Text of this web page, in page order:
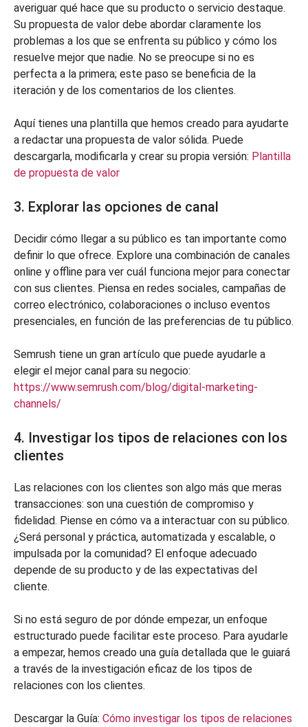
averiguar qué hace que su producto o servicio destaque.
Su propuesta de valor debe abordar claramente los
problemas a los que se enfrenta su público y cómo los
resuelve mejor que nadie. No se preocupe si no es
perfecta a la primera; este paso se beneficia de la
iteración y de los comentarios de los clientes.
Aquí tienes una plantilla que hemos creado para ayudarte
a redactar una propuesta de valor sólida. Puede
descargarla, modificarla y crear su propia versión: Plantilla
de propuesta de valor
3. Explorar las opciones de canal
Decidir cómo llegar a su público es tan importante como
definir lo que ofrece. Explore una combinación de canales
online y offline para ver cuál funciona mejor para conectar
con sus clientes. Piensa en redes sociales, campañas de
correo electrónico, colaboraciones o incluso eventos
presenciales, en función de las preferencias de tu público.
Semrush tiene un gran artículo que puede ayudarle a
elegir el mejor canal para su negocio:
https://www.semrush.com/blog/digital-marketing-
channels/
4. Investigar los tipos de relaciones con los
clientes
Las relaciones con los clientes son algo más que meras
transacciones: son una cuestión de compromiso y
fidelidad. Piense en cómo va a interactuar con su público.
¿Será personal y práctica, automatizada y escalable, o
impulsada por la comunidad? El enfoque adecuado
depende de su producto y de las expectativas del
cliente.
Si no está seguro de por dónde empezar, un enfoque
estructurado puede facilitar este proceso. Para ayudarle
a empezar, hemos creado una guía detallada que le guiará
a través de la investigación eficaz de los tipos de
relaciones con los clientes.
Descargar la Guía: Cómo investigar los tipos de relaciones